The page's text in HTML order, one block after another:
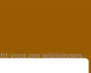
voor om wijzigingen